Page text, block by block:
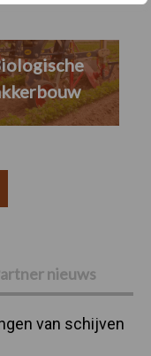
nieuws
van schijven